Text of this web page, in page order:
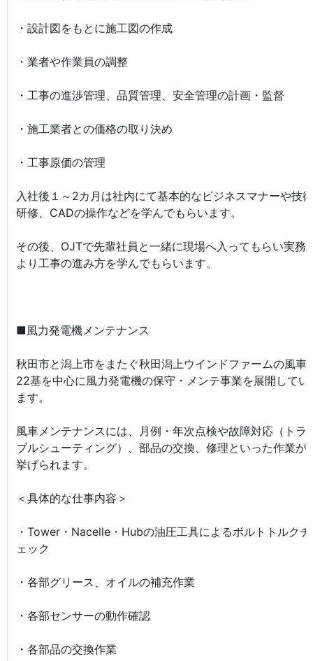
・設計図をもとに施工図の作成
・業者や作業員の調整
・工事の進渉管理、品質管理、安全管理の計画・監督
・施工業者との価格の取り決め
・工事原価の管理
入社後１～2カ月は社内にて基本的なビジネスマナーや技術
研修、CADの操作などを学んでもらいます。
その後、OJTで先輩社員と一緒に現場へ入ってもらい実務
より工事の進み方を学んでもらいます。
■風力発電機メンテナンス
秋田市と潟上市をまたぐ秋田潟上ウインドファームの風車
22基を中心に風力発電機の保守・メンテ事業を展開してい
ます。
風車メンテナンスには、月例・年次点検や故障対応（トラ
ブルシューティング）、部品の交換、修理といった作業が
挙げられます。
＜具体的な仕事内容＞
・Tower・Nacelle・Hubの油圧工具によるボルトトルクチ
ェック
・各部グリース、オイルの補充作業
・各部センサーの動作確認
・各部品の交換作業